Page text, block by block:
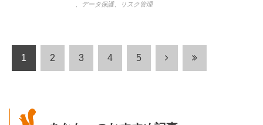
データ保護、 リスク管理
1 2 3 4 5